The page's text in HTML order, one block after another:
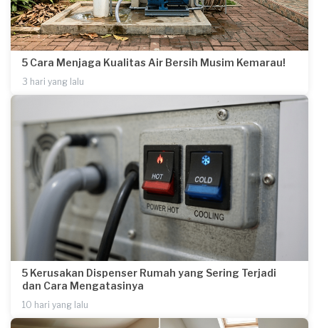
5 Cara Menjaga Kualitas Air Bersih Musim Kemarau!
3 hari yang lalu
5 Kerusakan Dispenser Rumah yang Sering Terjadi
dan Cara Mengatasinya
10 hari yang lalu